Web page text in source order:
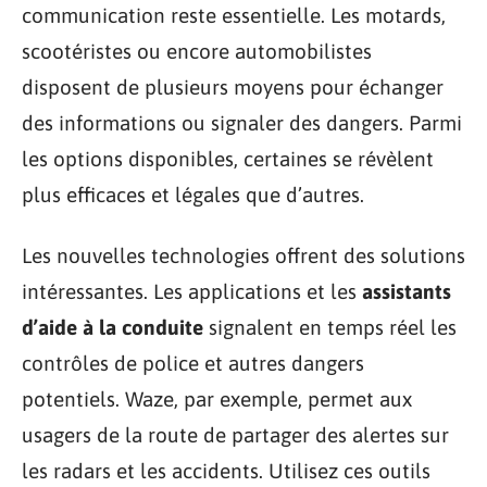
communication reste essentielle. Les motards,
scootéristes ou encore automobilistes
disposent de plusieurs moyens pour échanger
des informations ou signaler des dangers. Parmi
les options disponibles, certaines se révèlent
plus efficaces et légales que d’autres.
Les nouvelles technologies offrent des solutions
intéressantes. Les applications et les assistants
d’aide à la conduite signalent en temps réel les
contrôles de police et autres dangers
potentiels. Waze, par exemple, permet aux
usagers de la route de partager des alertes sur
les radars et les accidents. Utilisez ces outils